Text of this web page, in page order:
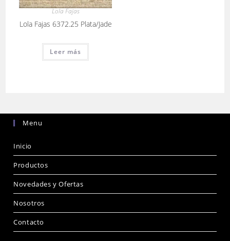
Lola Fajas
Lola Fajas 6372.25 Plata/Jade
Leer más
Menu
Inicio
Productos
Novedades y Ofertas
Nosotros
Contacto